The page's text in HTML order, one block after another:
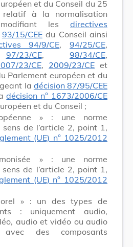
et du Conseil du 25
à la normalisation
modifiant les directives
93/15/CEEdu Conseil ainsi
94/9/CE, 94/25/CE,
97/23/CE, 98/34/CE,
23/CE, 2009/23/CE et
Parlement européen et du
la décision 87/95/CEE
décision n° 1673/2006/CE
et du Conseil ;
» : une norme
sens de l’article 2, point 1,
(UE) n° 1025/2012
» : une norme
de l’article 2, point 1,
(UE) n° 1025/2012
» : un des types de
: uniquement audio,
audio et vidéo ou audio
des composants